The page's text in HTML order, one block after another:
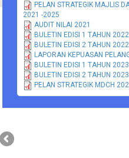
PELAN STRATEGIK MAJLIS
2021 -2025
AUDIT NILAI 2021
BULETIN EDISI 1 TAHUN 2022
BULETIN EDISI 2 TAHUN 2022
LAPORAN KEPUASAN
BULETIN EDISI 1 TAHUN 2023
BULETIN EDISI 2 TAHUN 2023
PELAN STRATEGIK MDCH